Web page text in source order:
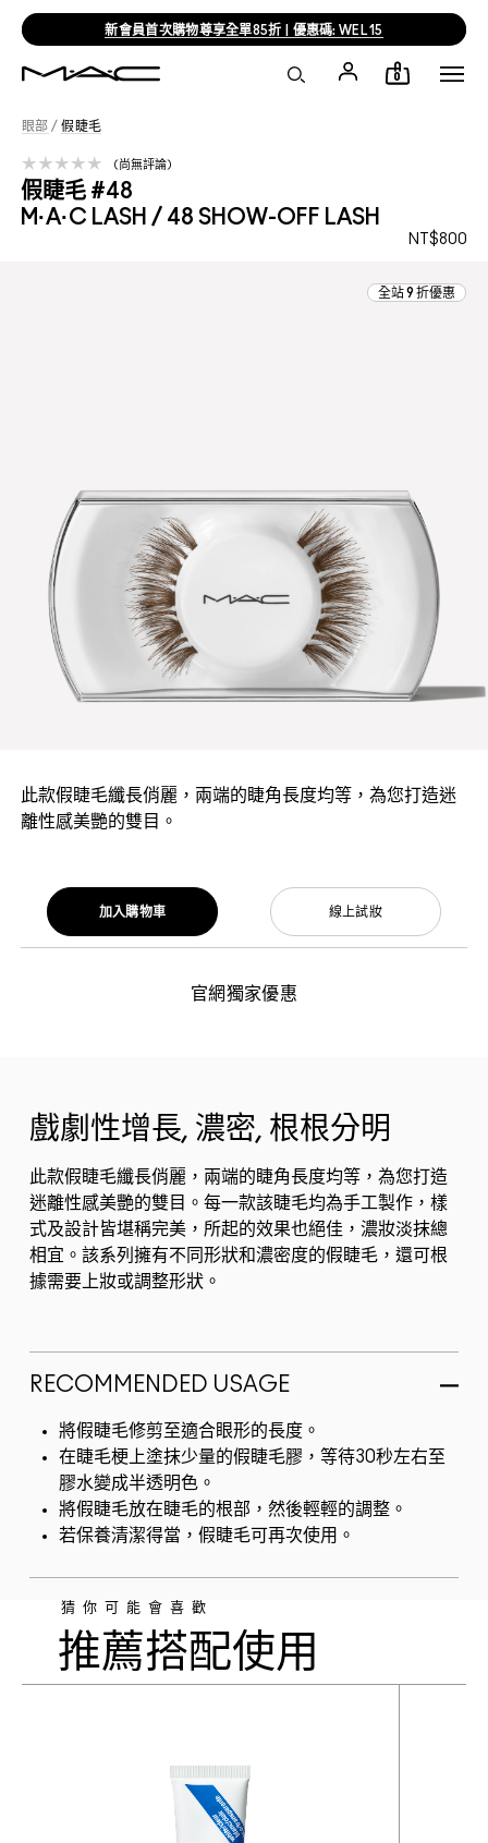
新會員首次購物尊享全單85折 | 優惠碼: WEL15
0
眼部 / 假睫毛
假睫毛 #48
M·A·C LASH / 48 SHOW-OFF LASH
NT$800
尚無評論
全站 9 折優惠
此款假睫毛纖長俏麗，兩端的睫角長度均等，為您打造迷
離性感美艷的雙目。
線上試妝
加入購物車
官網獨家優惠
戲劇性增長, 濃密, 根根分明
此款假睫毛纖長俏麗，兩端的睫角長度均等，為您打造
迷離性感美艷的雙目。每一款該睫毛均為手工製作，樣
式及設計皆堪稱完美，所起的效果也絕佳，濃妝淡抹總
相宜。該系列擁有不同形狀和濃密度的假睫毛，還可根
據需要上妝或調整形狀。
RECOMMENDED USAGE
將假睫毛修剪至適合眼形的長度。
在睫毛梗上塗抹少量的假睫毛膠，等待30秒左右至
膠水變成半透明色。
將假睫毛放在睫毛的根部，然後輕輕的調整。
若保養清潔得當，假睫毛可再次使用。
猜你可能會喜歡
推薦搭配使用